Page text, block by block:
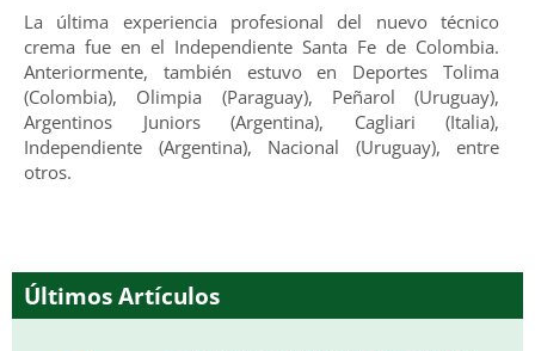
La última experiencia profesional del nuevo técnico
crema fue en el Independiente Santa Fe de Colombia.
Anteriormente, también estuvo en Deportes Tolima
(Colombia), Olimpia (Paraguay), Peñarol (Uruguay),
Argentinos Juniors (Argentina), Cagliari (Italia),
Independiente (Argentina), Nacional (Uruguay), entre
otros.
Últimos Artículos